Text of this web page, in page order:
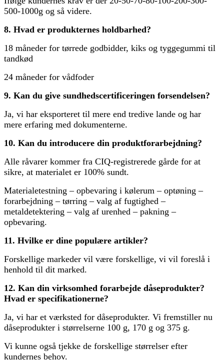
500-1000g og så videre.
8. Hvad er produkternes holdbarhed?
18 måneder for tørrede godbidder, kiks og tyggegummi til
tandkød
24 måneder for vådfoder
9. Kan du give sundhedscertificeringen forsendelsen?
Ja, vi har eksporteret til mere end tredive lande og har
mere erfaring med dokumenterne.
10. Kan du introducere din produktforarbejdning?
Alle råvarer kommer fra CIQ-registrerede gårde for at
sikre, at materialet er 100% sundt.
Materialetestning – opbevaring i kølerum – optøning –
forarbejdning – tørring – valg af fugtighed –
metaldetektering – valg af urenhed – pakning –
opbevaring.
11. Hvilke er dine populære artikler?
Forskellige markeder vil være forskellige, vi vil foreslå i
henhold til dit marked.
12. Kan din virksomhed forarbejde dåseprodukter?
Hvad er specifikationerne?
Ja, vi har et værksted for dåseprodukter. Vi fremstiller nu
dåseprodukter i størrelserne 100 g, 170 g og 375 g.
Vi kunne også tjekke de forskellige størrelser efter
kundernes behov.